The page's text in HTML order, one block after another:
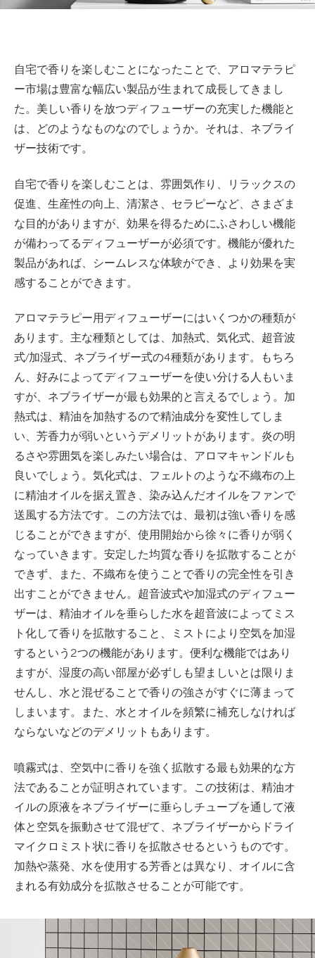
自宅で香りを楽しむことになったことで、アロマテラピ
ー市場は豊富な幅広い製品が生まれて成長してきまし
た。美しい香りを放つディフューザーの充実した機能と
は、どのようなものなのでしょうか。それは、ネブライ
ザー技術です。
自宅で香りを楽しむことは、雰囲気作り、リラックスの
促進、生産性の向上、清潔さ、セラピーなど、さまざま
な目的がありますが、効果を得るためにふさわしい機能
が備わってるディフューザーが必須です。機能が優れた
製品があれば、シームレスな体験ができ、より効果を実
感することができます。
アロマテラピー用ディフューザーにはいくつかの種類が
あります。主な種類としては、加熱式、気化式、超音波
式/加湿式、ネブライザー式の4種類があります。もちろ
ん、好みによってディフューザーを使い分ける人もいま
すが、ネブライザーが最も効果的と言えるでしょう。加
熱式は、精油を加熱するので精油成分を変性してしま
い、芳香力が弱いというデメリットがあります。炎の明
るさや雰囲気を楽しみたい場合は、アロマキャンドルも
良いでしょう。気化式は、フェルトのような不織布の上
に精油オイルを据え置き、染み込んだオイルをファンで
送風する方法です。この方法では、最初は強い香りを感
じることができますが、使用開始から徐々に香りが弱く
なっていきます。安定した均質な香りを拡散することが
できず、また、不織布を使うことで香りの完全性を引き
出すことができません。超音波式や加湿式のディフュー
ザーは、精油オイルを垂らした水を超音波によってミス
ト化して香りを拡散すること、ミストにより空気を加湿
するという2つの機能があります。便利な機能ではあり
ますが、湿度の高い部屋が必ずしも望ましいとは限りま
せんし、水と混ぜることで香りの強さがすぐに薄まって
しまいます。また、水とオイルを頻繁に補充しなければ
ならないなどのデメリットもあります。
噴霧式は、空気中に香りを強く拡散する最も効果的な方
法であることが証明されています。この技術は、精油オ
イルの原液をネブライザーに垂らしチューブを通して液
体と空気を振動させて混ぜて、ネブライザーからドライ
マイクロミスト状に香りを拡散させるというものです。
加熱や蒸発、水を使用する芳香とは異なり、オイルに含
まれる有効成分を拡散させることが可能です。